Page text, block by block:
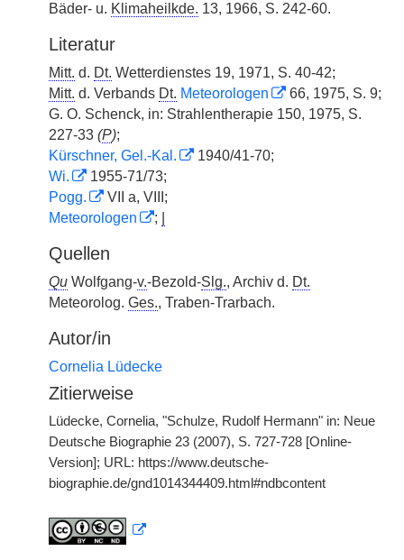
Bäder- u. Klimaheilkde. 13, 1966, S. 242-60.
Literatur
Mitt. d. Dt. Wetterdienstes 19, 1971, S. 40-42;
Mitt. d. Verbands Dt. Meteorologen
66, 1975, S. 9;
G. O. Schenck, in: Strahlentherapie 150, 1975, S.
227-33 (P);
Kürschner, Gel.-Kal.
1940/41-70;
Wi.
1955-71/73;
Pogg.
VII a, VIII;
Meteorologen
;
Quellen
Qu Wolfgang-v.-Bezold-Slg., Archiv d. Dt.
Meteorolog. Ges., Traben-Trarbach.
Autor/in
Cornelia Lüdecke
Zitierweise
Lüdecke, Cornelia, "Schulze, Rudolf Hermann" in: Neue
Deutsche Biographie 23 (2007), S. 727-728 [Online-
Version]; URL: https://www.deutsche-
biographie.de/gnd1014344409.html#ndbcontent